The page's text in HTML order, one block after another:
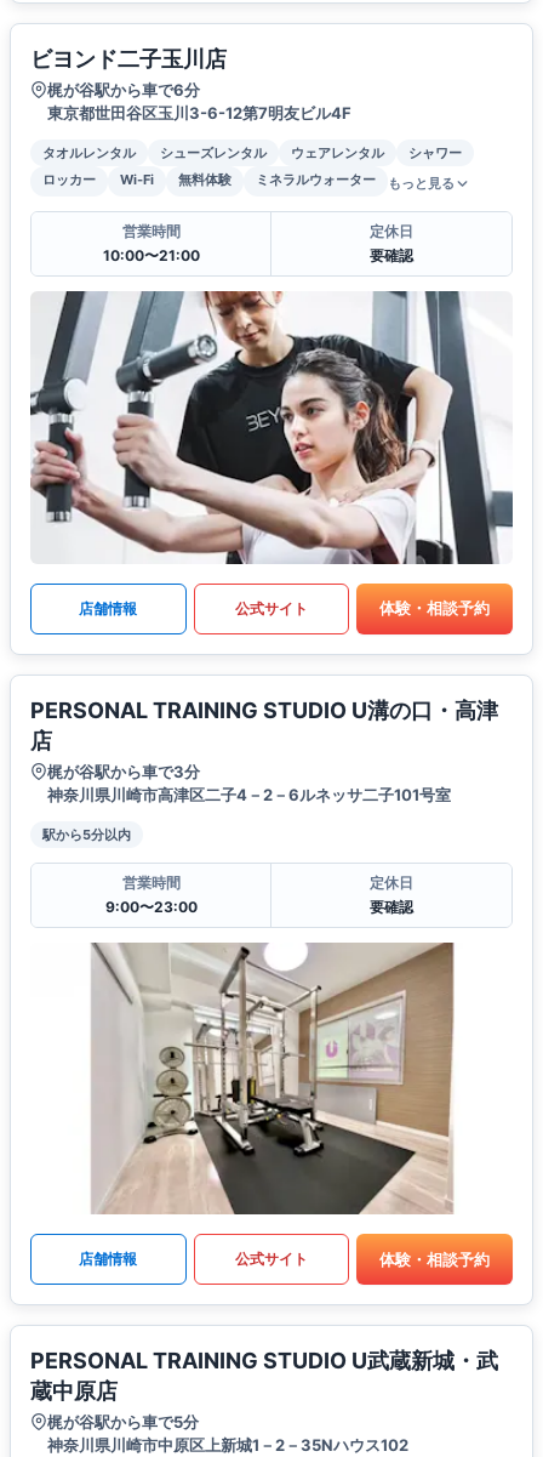
ビヨンド二子玉川店
梶が谷駅から車で6分
東京都世田谷区玉川3-6-12第7明友ビル4F
タオルレンタル シューズレンタル ウェアレンタル
シャワー
ロッカー
Wi-Fi 無料体験 ミネラルウォーター もっと見る
営業時間
10:00〜21:00
定休日
要確認
店舗情報 公式サイト 体験・相談予約
PERSONAL TRAINING STUDIO U溝の口・高津
店
梶が谷駅から車で3分
神奈川県川崎市高津区二子4－2－6ルネッサ二子101号室
駅から5分以内
営業時間
9:00〜23:00
定休日
要確認
店舗情報 公式サイト 体験・相談予約
PERSONAL TRAINING STUDIO U武蔵新城・武
蔵中原店
梶が谷駅から車で5分
神奈川県川崎市中原区上新城1－2－35Nハウス102